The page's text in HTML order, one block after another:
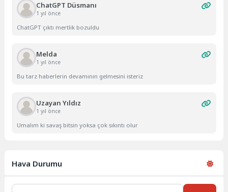
ChatGPT Düsmanı
1 yıl önce
ChatGPT çıktı mertlik bozuldu
Melda
1 yıl önce
Bu tarz haberlerin devamının gelmesini isteriz
Uzayan Yıldız
1 yıl önce
Umalım ki savaş bitsin yoksa çok sıkıntı olur
Hava Durumu